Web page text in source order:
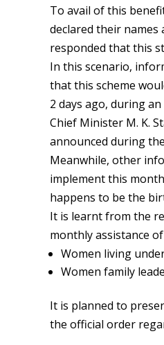
To avail of this
declared their names
responded that this
In this scenario,
that this scheme
2 days ago, during
Chief Minister M. K.
announced during
Meanwhile, other
implement this
happens to be the
It is learnt from the
monthly assistance
Women living
Women family
It is planned to
the official order